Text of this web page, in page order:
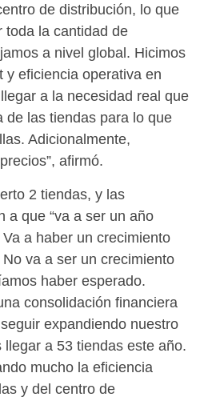
de distribución, lo que
toda la cantidad de
a nivel global. Hicimos
y eficiencia operativa en
a la necesidad real que
de las tiendas para lo que
Adicionalmente,
afirmó.
2 tiendas, y las
a que “va a ser un año
a haber un crecimiento
va a ser un crecimiento
haber esperado.
consolidación financiera
expandiendo nuestro
a 53 tiendas este año.
mucho la eficiencia
y del centro de